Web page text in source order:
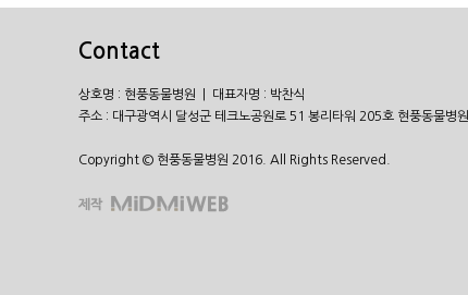
Contact
상호명 : 현풍동물병원 | 대표자명 : 박찬식
주소 : 대구광역시 달성군 테크노공원로 51 봉리타워 205호 현풍동물병원
Copyright © 현풍동물병원 2016. All Rights Reserved.